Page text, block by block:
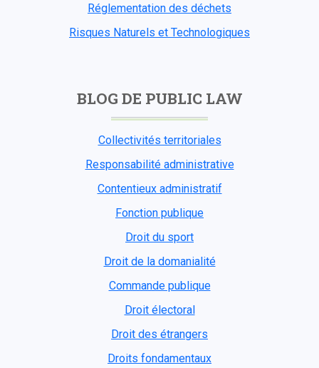
Réglementation des déchets
Risques Naturels et Technologiques
BLOG DE PUBLIC LAW
Collectivités territoriales
Responsabilité administrative
Contentieux administratif
Fonction publique
Droit du sport
Droit de la domanialité
Commande publique
Droit électoral
Droit des étrangers
Droits fondamentaux